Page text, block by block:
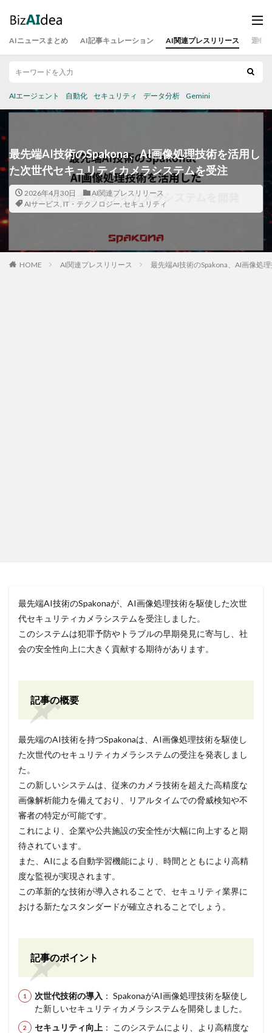
AIニュースまとめ AI記事キュレーション AI関連プレスリリース 運営
AIエージェント 自動化 セキュリティ データ分析 Gemini
最先端AI技術のSpakona、AI画像処理技術を活用し
た次世代セキュリティカメラシステムを受注
2026年4月30日
AI関連プレスリリース
AIサービス, IT・テクノロジー, セキュリティ
HOME AI関連プレスリリース 最先端AI技術のSpakona、AI画像処
最先端AI技術のSpakonaが、AI画像処理技術を駆使した次世
代セキュリティカメラシステムを受注しました。
このシステムは犯罪予防やトラブルの早期発見に寄与し、社
会の安全性向上に大きく貢献する期待があります。
記事の概要
最先端のAI技術を持つSpakonaは、AI画像処理技術を駆使し
た次世代のセキュリティカメラシステムの受注を発表しまし
た。
この新しいシステムは、従来のカメラ技術を超えた高精度な
画像解析能力を備えており、リアルタイムでの脅威検知や不
審者の特定が可能です。
これにより、企業や公共施設の安全性が大幅に向上すると期
待されています。
また、AIによる自動学習機能により、時間とともにより高精
度な監視が実現されます。
この革新的な技術が導入されることで、セキュリティ業界に
おける新たなスタンダードが確立されることでしょう。
記事のポイント
次世代技術の導入 ： SpakonaがAI画像処理技術を駆使し
た新しいセキュリティカメラシステムを開発しました。
セキュリティ向上 ： このシステムにより、より高精度な